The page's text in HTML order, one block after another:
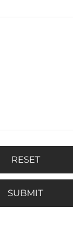
RESET
SUBMIT